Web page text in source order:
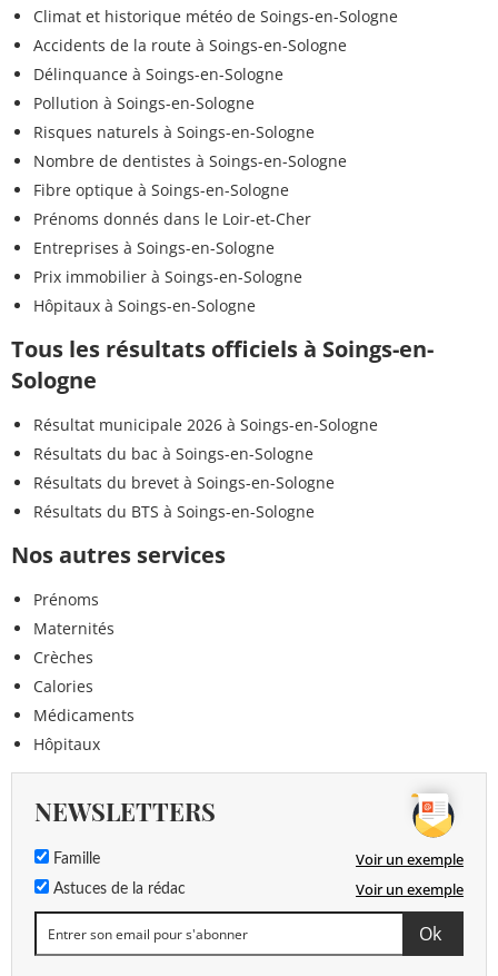
Climat et historique météo de Soings-en-Sologne
Accidents de la route à Soings-en-Sologne
Délinquance à Soings-en-Sologne
Pollution à Soings-en-Sologne
Risques naturels à Soings-en-Sologne
Nombre de dentistes à Soings-en-Sologne
Fibre optique à Soings-en-Sologne
Prénoms donnés dans le Loir-et-Cher
Entreprises à Soings-en-Sologne
Prix immobilier à Soings-en-Sologne
Hôpitaux à Soings-en-Sologne
Tous les résultats officiels à Soings-en-
Sologne
Résultat municipale 2026 à Soings-en-Sologne
Résultats du bac à Soings-en-Sologne
Résultats du brevet à Soings-en-Sologne
Résultats du BTS à Soings-en-Sologne
Nos autres services
Prénoms
Maternités
Crèches
Calories
Médicaments
Hôpitaux
NEWSLETTERS
Famille Voir un exemple
Astuces de la rédac Voir un exemple